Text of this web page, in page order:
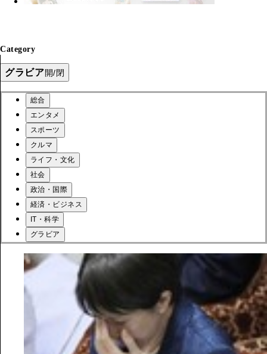
Category
グラビア開/閉
総合
エンタメ
スポーツ
クルマ
ライフ・文化
社会
政治・国際
経済・ビジネス
IT・科学
グラビア